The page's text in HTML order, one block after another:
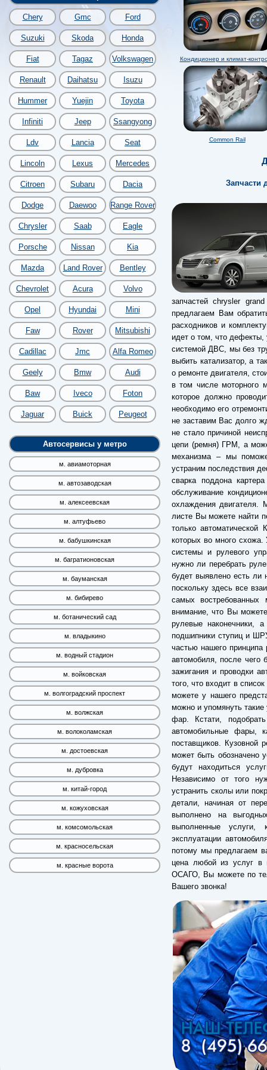
Chery Gmc Ford
Suzuki Skoda Honda
Fiat Tagaz Volkswagen
Renault Daihatsu Isuzu
Hummer Yuejin Toyota
Infiniti Jeep Ssangyong
Ldv Lancia Seat
Lincoln Lexus Mercedes
Citroen Subaru Dacia
Dodge Daewoo Range Rover
Chrysler Saab Eagle
Porsche Nissan Kia
Mazda Land Rover Bentley
Chevrolet Acura Volvo
Opel Hyundai Mini
Faw Rover Mitsubishi
Cadillac Jmc Alfa Romeo
Geely Bmw Audi
Baw Iveco Foton
Jaguar Buick Peugeot
Автосервисы у метро
м. авиамоторная
м. автозаводская
м. алексеевская
м. алтуфьево
м. бабушкинская
м. багратионовская
м. бауманская
м. бибирево
м. ботанический сад
м. владыкино
м. водный стадион
м. войковская
м. волгоградский проспект
м. волжская
м. волоколамская
м. достоевская
м. дубровка
м. китай-город
м. кожуховская
м. комсомольская
м. красносельская
м. красные ворота
Кондиционер и климат-
Common Rail
Запчасти
запчастей chrysler
предлагаем Вам
расходников и
идет о том, что дефекты,
системой ДВС, мы без
выбить катализатор, а
о ремонте двигателя,
в том числе моторного
которое должно
необходимо его
не заставим Вас долго
не стало причиной
цепи (ремня) ГРМ, а
механизма – мы
устраним последствия
сварка поддона
обслуживание
охлаждения
листе Вы можете найти
только
которых во много схожа.
системы и рулевого
нужно ли перебрать
будет выявлено есть ли
поскольку здесь все
самых
внимание, что Вы
рулевые наконечники,
подшипники ступиц и
частью нашего принципа
автомобиля, после чего
зажигания и проводки
того, что входит в
можете у нашего
можно и упомянуть такие
фар. Кстати,
автомобильные фары,
поставщиков. Кузовной
может быть обозначено
будут находиться
Независимо от того
устранить сколы или
детали, начиная от
выполнено на
выполненные
эксплуатации
потому мы предлагаем
цена любой из услуг в
ОСАГО, Вы можете по
Вашего звонка!